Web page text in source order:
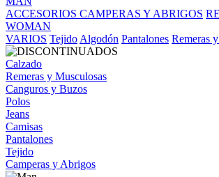
ACCESORIOS CAMPERAS Y ABRIGOS
WOMAN
VARIOS Tejido Algodón Pantalones Remeras
Calzado
Remeras y Musculosas
Canguros y Buzos
Polos
Jeans
Camisas
Pantalones
Tejido
Camperas y Abrigos